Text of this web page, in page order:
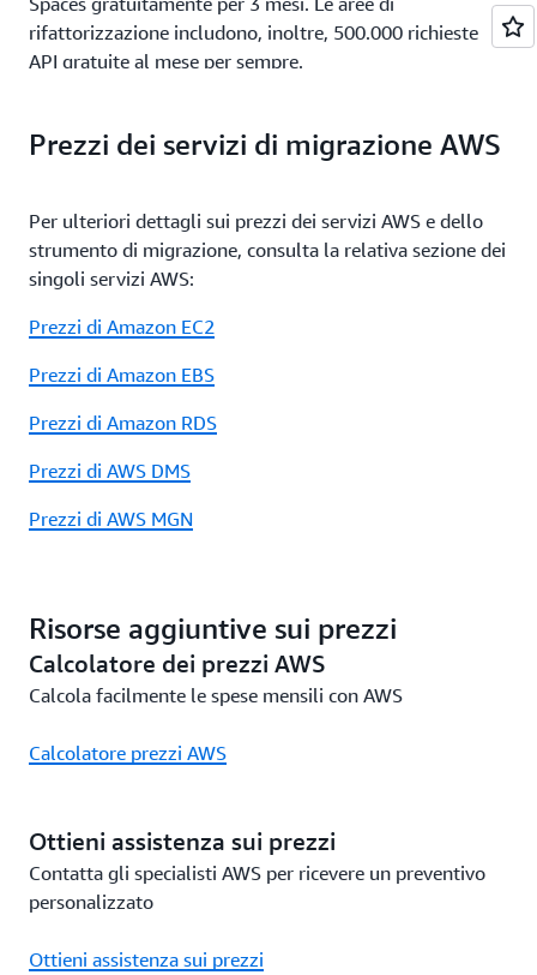
rifattorizzazione includono, inoltre, 500.000 richieste
API gratuite al mese per sempre.
Prezzi dei servizi di migrazione AWS
Per ulteriori dettagli sui prezzi dei servizi AWS e dello
strumento di migrazione, consulta la relativa sezione dei
singoli servizi AWS:
Prezzi di Amazon EC2
Prezzi di Amazon EBS
Prezzi di Amazon RDS
Prezzi di AWS DMS
Prezzi di AWS MGN
Risorse aggiuntive sui prezzi
Calcolatore dei prezzi AWS
Calcola facilmente le spese mensili con AWS
Calcolatore prezzi AWS
Ottieni assistenza sui prezzi
Contatta gli specialisti AWS per ricevere un preventivo
personalizzato
Ottieni assistenza sui prezzi